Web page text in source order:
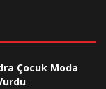
Çocuk Moda